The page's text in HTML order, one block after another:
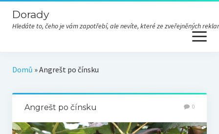
Dorady
Hledáte to, čeho je vám zapotřebí, ale nevíte, které ze zveřejněných
open
menu
Domů »Angrešt po čínsku
Angrešt po čínsku 0